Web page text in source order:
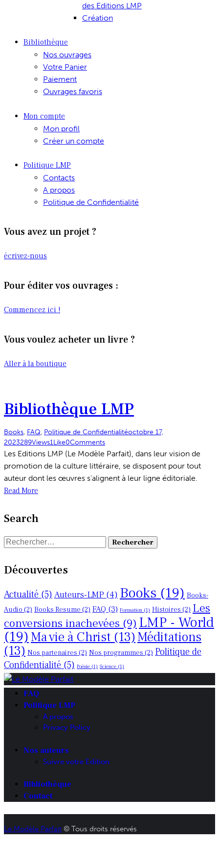
des Editions LMP
Création
Bibliothèque
Nos ouvrages
Votre Panier
Paiement
Ouvrages favoris
Mon compte
Mon profil
Créer un compte
Politique LMP
Contacts
A propos
Politique de Confidentialité
Vous avez un projet ?
écrivez-nous
Pour éditer vos ouvrages :
Commencez ici !
Vous voulez acheter un livre ?
Aller à la boutique
Bibliothèque LMP
Books, FAQ, Politique de Confidentialitéoctobre 17,
2023289Views1Like0Comments
Les Editions LMP (Le Modèle Parfait), dans leur vision de
promotion de la culture littéraire, se disposent pour tout
auteur dont les œuvres s’alignent à leur ligne éditoriale.
Read More
Search
Rechercher :
Découvertes
Actualité (5) Auteurs-LMP (4) Books (19) Books-
Audio (2) Books Resume (2) FAQ (3) Formation (1) Histoires (2) Les
conversions inachevées (9) LMP - World
(19) Ma vie à Christ (13) Méditations
(13) Nos partenaires (2) Nos programmes (2) Politique de
Confidentialité (5) Poésie (1) Science (1)
FAQ
Politique LMP
A propos
Privacy Policy
Nos auteurs
Suivre votre Edition
Bibliothèque
Contact
Le Modèle Parfait © Tous droits réservés